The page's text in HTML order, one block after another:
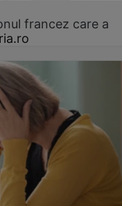
francez care a